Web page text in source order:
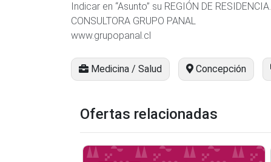
Indicar en “Asunto” su REGIÓN DE RESIDENCIA.
CONSULTORA GRUPO PANAL
www.grupopanal.cl
Medicina / Salud Concepción
Ofertas relacionadas